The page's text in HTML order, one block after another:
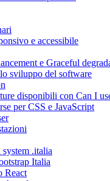
e accessibile
e Graceful
sviluppo del software
disponibili con Can I
per CSS e JavaScript
.italia
Italia
React